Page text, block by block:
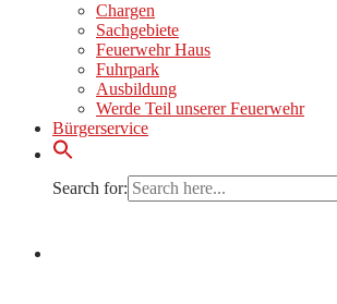
Chargen
Sachgebiete
Feuerwehr Haus
Fuhrpark
Ausbildung
Werde Teil unserer Feuerwehr
Bürgerservice
Search for: